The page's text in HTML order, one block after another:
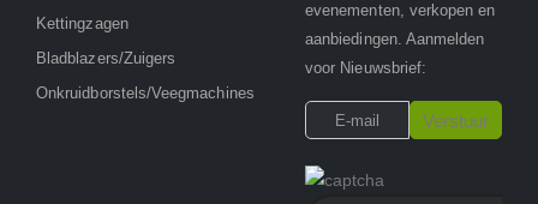
Kettingzagen
Bladblazers/Zuigers
Onkruidborstels/Veegmachines
evenementen, verkopen en
aanbiedingen. Aanmelden
voor Nieuwsbrief: